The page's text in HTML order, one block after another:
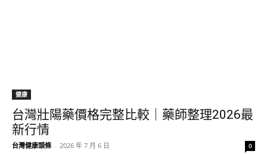
健康
台灣壯陽藥價格完整比較｜藥師整理2026最
新行情
台灣健康頭條 - 2026 年 7 月 6 日 0